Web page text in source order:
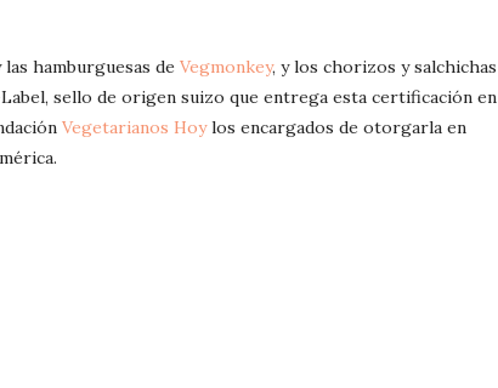
hamburguesas de Vegmonkey, y los chorizos y salchichas
sello de origen suizo que entrega esta certificación en
Vegetarianos Hoylos encargados de otorgarla en